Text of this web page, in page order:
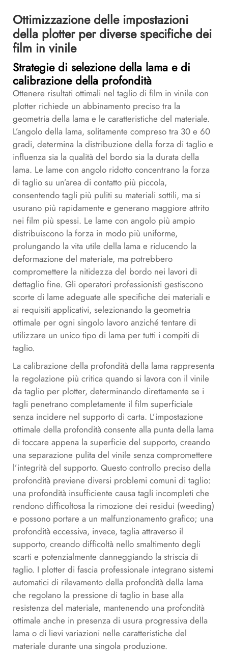
Ottimizzazione delle impostazioni
della plotter per diverse specifiche dei
film in vinile
Strategie di selezione della lama e di
calibrazione della profondità
Ottenere risultati ottimali nel taglio di film in vinile con
plotter richiede un abbinamento preciso tra la
geometria della lama e le caratteristiche del materiale.
L’angolo della lama, solitamente compreso tra 30 e 60
gradi, determina la distribuzione della forza di taglio e
influenza sia la qualità del bordo sia la durata della
lama. Le lame con angolo ridotto concentrano la forza
di taglio su un’area di contatto più piccola,
consentendo tagli più puliti su materiali sottili, ma si
usurano più rapidamente e generano maggiore attrito
nei film più spessi. Le lame con angolo più ampio
distribuiscono la forza in modo più uniforme,
prolungando la vita utile della lama e riducendo la
deformazione del materiale, ma potrebbero
compromettere la nitidezza del bordo nei lavori di
dettaglio fine. Gli operatori professionisti gestiscono
scorte di lame adeguate alle specifiche dei materiali e
ai requisiti applicativi, selezionando la geometria
ottimale per ogni singolo lavoro anziché tentare di
utilizzare un unico tipo di lama per tutti i compiti di
taglio.
La calibrazione della profondità della lama rappresenta
la regolazione più critica quando si lavora con il vinile
da taglio per plotter, determinando direttamente se i
tagli penetrano completamente il film superficiale
senza incidere nel supporto di carta. L’impostazione
ottimale della profondità consente alla punta della lama
di toccare appena la superficie del supporto, creando
una separazione pulita del vinile senza compromettere
l’integrità del supporto. Questo controllo preciso della
profondità previene diversi problemi comuni di taglio:
una profondità insufficiente causa tagli incompleti che
rendono difficoltosa la rimozione dei residui (weeding)
e possono portare a un malfunzionamento grafico; una
profondità eccessiva, invece, taglia attraverso il
supporto, creando difficoltà nello smaltimento degli
scarti e potenzialmente danneggiando la striscia di
taglio. I plotter di fascia professionale integrano sistemi
automatici di rilevamento della profondità della lama
che regolano la pressione di taglio in base alla
resistenza del materiale, mantenendo una profondità
ottimale anche in presenza di usura progressiva della
lama o di lievi variazioni nelle caratteristiche del
materiale durante una singola produzione.